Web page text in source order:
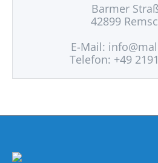
Barmer
42899
E-Mail:
Telefon: +49